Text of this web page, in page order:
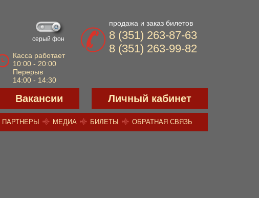
серый фон
Касса работает
10:00 - 20:00
Перерыв
14:00 - 14:30
продажа и заказ билетов
8 (351) 263-87-63
8 (351) 263-99-82
Вакансии Личный кабинет
ПАРТНЕРЫ МЕДИА БИЛЕТЫ ОБРАТНАЯ СВЯЗЬ